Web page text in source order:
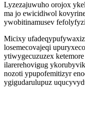
Lyzezajuwuho orojox
ma jo ewicidiwol
ywobitinamusev
Micixy
losemecovajeqi
ytiwygecuzuzex
ilarerehovigug
nozoti ypupofemitizyr
ygigudarulupuz